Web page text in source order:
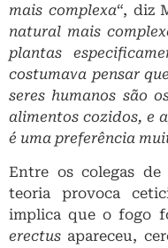
mais complexa“, diz
natural mais
plantas
costumava pensar
seres humanos são
alimentos cozidos, e
é uma preferência
Entre os colegas de
teoria provoca
implica que o fogo
erectus apareceu,